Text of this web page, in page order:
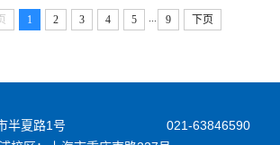
1 2 3 4 5 ... 9 下页
上海市半夏路1号 021-63846590